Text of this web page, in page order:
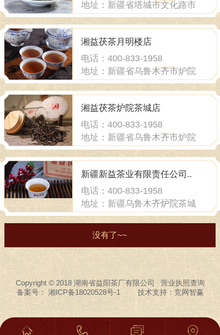
地址：新疆省塔城市文化路市
公安局刑侦大队家属楼底商2
号
湘益茯茶月明楼店
电话：400-833-1958
地址：新疆省乌鲁木齐市炉院
街216号
湘益茯茶炉院茶城店
电话：400-833-1958
地址：新疆省乌鲁木齐市炉院
街炉院茶城2层
新疆新益茶业有限责任公司..
电话：400-833-1958
地址：新疆乌鲁木齐炉院茶城
没有了~~
Copyright © 2018 湖南省益阳茶厂有限公司营业执照查询
备案号： 湘ICP备18020528号-1 技术支持： 竞网智赢